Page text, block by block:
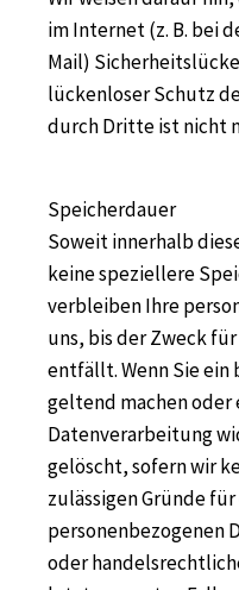
im Internet (z. B. bei
Mail)
lückenloser Schutz
durch Dritte ist nicht
Speicherdauer
Soweit innerhalb
keine speziellere
verbleiben Ihre
uns, bis der Zweck
entfällt. Wenn Sie ein
geltend machen
Datenverarbeitung
gelöscht, sofern wir
zulässigen Gründe
personenbezogenen
oder